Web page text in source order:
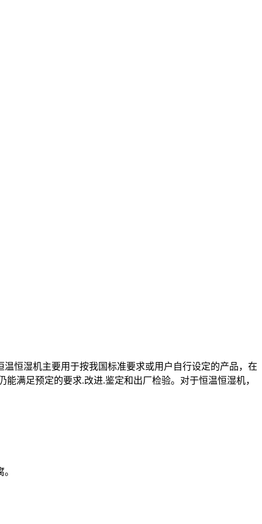
恒湿机主要用于按我国标准要求或用户自行设定的产品，在
满足预定的要求.改进.鉴定和出厂检验。对于恒温恒湿机，